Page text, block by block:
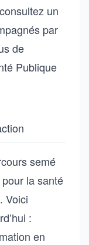
un
par
de
Publique
semé
la santé
Voici
:
en